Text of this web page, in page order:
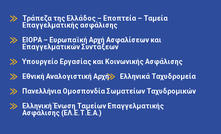
Τράπεζα της Ελλάδος – Εποπτεία – Ταμεία
Επαγγελματικής ασφάλισης
EIOPA – Ευρωπαϊκή Αρχή Ασφαλίσεων και
Επαγγελματικών Συντάξεων
Υπουργείο Εργασίας και Κοινωνικής Ασφάλισης
Εθνική Αναλογιστική Αρχή
Ελληνικά Ταχυδρομεία
Πανελλήνια Ομοσπονδία Σωματείων Ταχυδρομικών
Ελληνική Ένωση Ταμείων Επαγγελματικής
Ασφάλισης (ΕΛ.Ε.Τ.Ε.Α.)